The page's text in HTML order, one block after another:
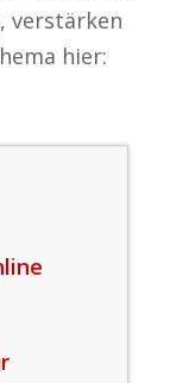
verstärken
hier: